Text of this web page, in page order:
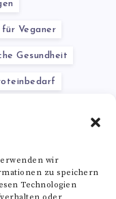
wir
zu speichern
Technologien
Veganer
Gesundheit